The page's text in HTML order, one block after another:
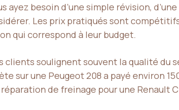
ayez besoin d’une simple révision,
Les prix pratiqués sont
qui correspond à leur budget.
clients soulignent souvent la qualité du
sur une Peugeot 208 a payé environ
de freinage pour une Renault